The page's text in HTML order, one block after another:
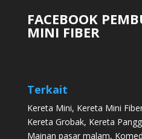
FACEBOOK
MINI FIBER
Terkait
Kereta Mini, Kereta Mini
Kereta Grobak, Kereta
Mainan pasar malam,